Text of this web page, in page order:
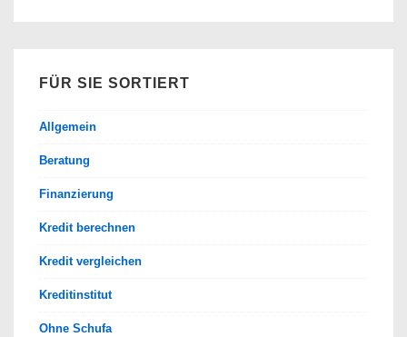
FÜR SIE SORTIERT
Allgemein
Beratung
Finanzierung
Kredit berechnen
Kredit vergleichen
Kreditinstitut
Ohne Schufa